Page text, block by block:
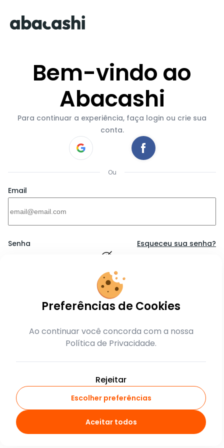
Bem-vindo ao
Abacashi
Para continuar a experiência, faça login ou crie sua
conta.
Ou
Email
Senha Esqueceu sua senha?
oucrie sua conta
Preferências de Cookies
Ao continuar você concorda com a nossa
Política de Privacidade.
Rejeitar
Escolher preferências
Aceitar todos